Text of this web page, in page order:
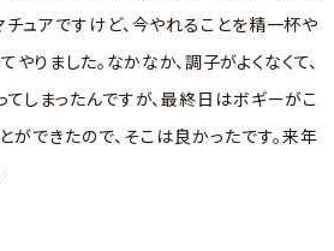
ュアですけど、今やれることを精一杯や
やりました。なかなか、調子がよくなくて、
しまったんですが、最終日はボギーがこ
できたので、そこは良かったです。来年